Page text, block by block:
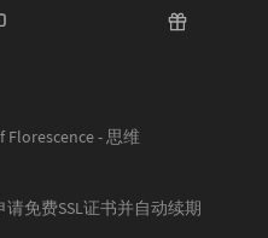
论Florescence - 思维
请免费SSL证书并自动续期